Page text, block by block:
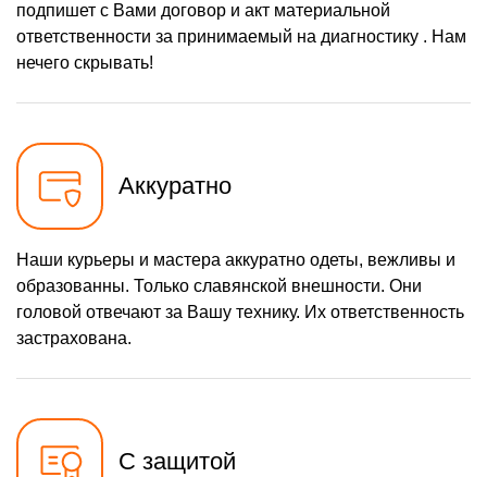
подпишет с Вами договор и акт материальной
ответственности за принимаемый на диагностику . Нам
нечего скрывать!
Аккуратно
Наши курьеры и мастера аккуратно одеты, вежливы и
образованны. Только славянской внешности. Они
головой отвечают за Вашу технику. Их ответственность
застрахована.
С защитой